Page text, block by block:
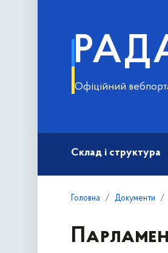
Офіційний
Склад і структура
Головна Документи